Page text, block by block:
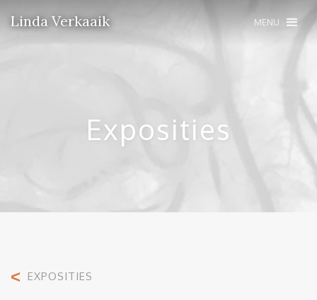
Linda Verkaaik MENU
Exposities
< EXPOSITIES